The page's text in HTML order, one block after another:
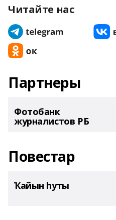
Читайте нас
Партнеры
Фотобанк
журналистов РБ
Повестар
Ҡайын һуты